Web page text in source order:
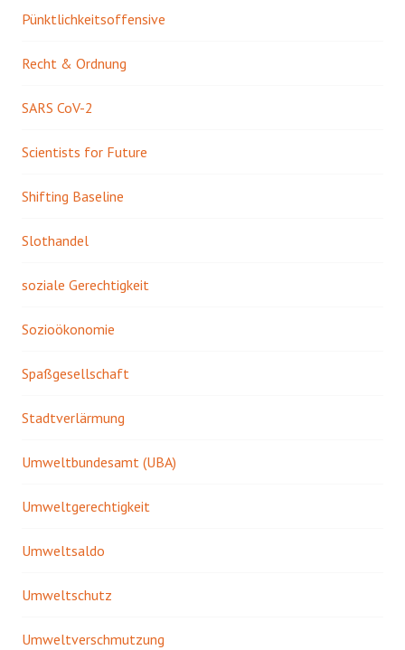
Pünktlichkeitsoffensive
Recht & Ordnung
SARS CoV-2
Scientists for Future
Shifting Baseline
Slothandel
soziale Gerechtigkeit
Sozioökonomie
Spaßgesellschaft
Stadtverlärmung
Umweltbundesamt (UBA)
Umweltgerechtigkeit
Umweltsaldo
Umweltschutz
Umweltverschmutzung